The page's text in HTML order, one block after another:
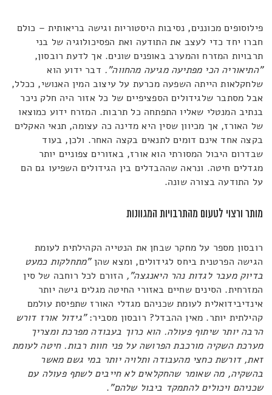
פילוסופים מכוננים, נסיבות היסטוריות וגישה בריאותית – כולם
חברו יחד כדי לעצב את התודעה ואת הפסיכולוגיה של בני
תרבויות המזרח והמערב באופנים שונים. אך לדעת רובסון,
"התיאוריה הכי מפתיעה מגיעה מהחווה". דבר ידוע הוא
שלחקלאות הייתה השפעה מכרעת על עיצוב המין האנושי, ככלל,
אבל מסתבר שלגידולים הספציפיים של כל אזור היה חלק ניכר
בנתיב המנטלי שאליו התפתחה כל תרבות. המזרח ידוע כמוצאו
של האורז, אך מכיוון שסין היא מדינה כה עצומה, תנאי האקלים
בקצה אחד אינם דומים לתנאים בקצה האחר. ולכן, בעוד
שבדרום היבול המסורתי הוא אורז, באזורים צפוניים יותר
מגדלים חיטה. ונראה שההבדלים בין הגידולים השפיעו גם הם
על התודעה בצורה שונה.
מותר ורצוי לטעום מהתרבויות המגוונות
רובסון מספר על מחקר שבחן את הנטייה הקהילתית לעומת
הגישה הפרטנית ביחס לגידולים, ומצא שהן"מתחלקות כמעט
בדיוק מעבר לגדות נהר היאנגצה", הזורם לכל רוחבה של סין
המזרחית. הסינים שחיים באזורי החיטה מגלים גישה יותר
אינדיבידואלית לעומת שכניהם מגדלי האורז שתפיסת עולמם
קהילתית יותר. מאין ההבדל? רובסון מסביר:"גידול אורז דורש
הרבה יותר שיתוף פעולה. הוא כרוך בעבודה מפרכת ומצריך
מערכת השקיה מורכבת הפרושה על פני חוות רבות. חיטה לעומת
זאת, דורשת כחצי מהעבודה ותלויה יותר במי גשם מאשר
בהשקיה, מה שאומר שהחקלאים לא חייבים לשתף פעולה עם
שכניהם ויכולים להתמקד ביבול שלהם".